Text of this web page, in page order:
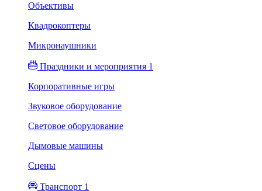
Объективы
Квадрокоптеры
Микронаушники
Праздники и мероприятия 1
Корпоративные игры
Звуковое оборудование
Световое оборудование
Дымовые машины
Сцены
Транспорт 1